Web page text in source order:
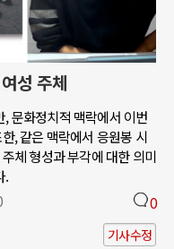
성 주체
문화정치적 맥락에서 이번
, 같은 맥락에서 응원봉 시
체 형성과 부각에 대한 의미
.
0
기사수정